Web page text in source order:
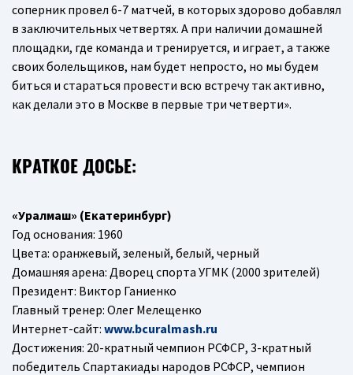
соперник провел 6-7 матчей, в которых здорово добавлял
в заключительных четвертях. А при наличии домашней
площадки, где команда и тренируется, и играет, а также
своих болельщиков, нам будет непросто, но мы будем
биться и стараться провести всю встречу так активно,
как делали это в Москве в первые три четверти».
КРАТКОЕ ДОСЬЕ:
«Уралмаш» (Екатеринбург)
Год основания: 1960
Цвета: оранжевый, зеленый, белый, черный
Домашняя арена: Дворец спорта УГМК (2000 зрителей)
Президент: Виктор Ганиенко
Главный тренер: Олег Мелещенко
Интернет-сайт: www.bcuralmash.ru
Достижения: 20-кратный чемпион РСФСР, 3-кратный
победитель Спартакиады народов РСФСР, чемпион